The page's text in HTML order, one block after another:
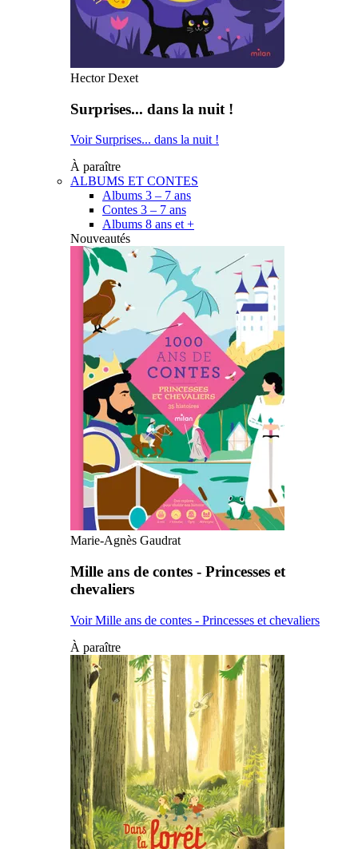
Hector Dexet
Surprises... dans la nuit !
Voir Surprises... dans la nuit !
À paraître
ALBUMS ET CONTES
Albums 3 – 7 ans
Contes 3 – 7 ans
Albums 8 ans et +
Nouveautés
Marie-Agnès Gaudrat
Mille ans de contes - Princesses et
chevaliers
Voir Mille ans de contes - Princesses et chevaliers
À paraître